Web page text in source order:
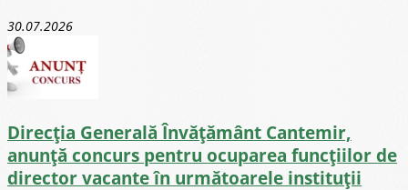
30.07.2026
Direcţia Generală Învăţământ Cantemir,
anunță concurs pentru ocuparea funcţiilor de
director vacante în următoarele instituții